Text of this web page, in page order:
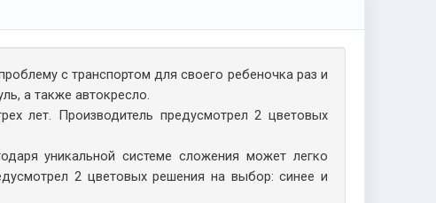
с транспортом для своего ребеночка раз и
а также автокресло.
лет. Производитель предусмотрел 2 цветовых
уникальной системе сложения может легко
2 цветовых решения на выбор: синее и